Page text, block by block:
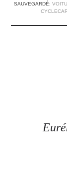
SAUVEGARDÉ: